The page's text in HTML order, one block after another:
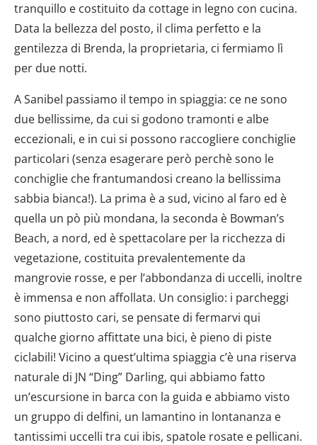
tranquillo e costituito da cottage in legno con cucina.
Data la bellezza del posto, il clima perfetto e la
gentilezza di Brenda, la proprietaria, ci fermiamo lì
per due notti.
A Sanibel passiamo il tempo in spiaggia: ce ne sono
due bellissime, da cui si godono tramonti e albe
eccezionali, e in cui si possono raccogliere conchiglie
particolari (senza esagerare però perchè sono le
conchiglie che frantumandosi creano la bellissima
sabbia bianca!). La prima è a sud, vicino al faro ed è
quella un pò più mondana, la seconda è Bowman’s
Beach, a nord, ed è spettacolare per la ricchezza di
vegetazione, costituita prevalentemente da
mangrovie rosse, e per l’abbondanza di uccelli, inoltre
è immensa e non affollata. Un consiglio: i parcheggi
sono piuttosto cari, se pensate di fermarvi qui
qualche giorno affittate una bici, è pieno di piste
ciclabili! Vicino a quest’ultima spiaggia c’è una riserva
naturale di JN “Ding” Darling, qui abbiamo fatto
un’escursione in barca con la guida e abbiamo visto
un gruppo di delfini, un lamantino in lontananza e
tantissimi uccelli tra cui ibis, spatole rosate e pellicani.